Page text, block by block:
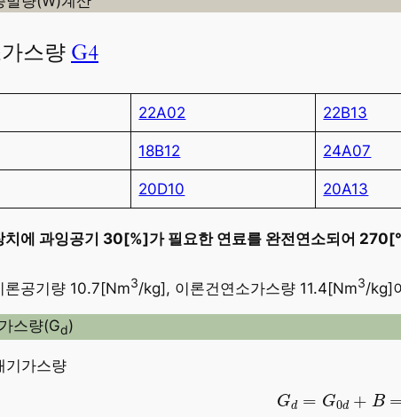
스량 G4
22A02 22B13
18B12 24A07
20D10 20A13
치에 과잉공기 30[%]가 필요한 연료를 완전연소되어 270
론공기량 10.7[Nm3/kg], 이론건연소가스량 11.4[Nm3/kg]
스량(Gd)
기가스량
Gd = G0d + B
=G d +B